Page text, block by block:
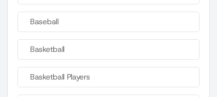
Baseball
Basketball
Basketball Players